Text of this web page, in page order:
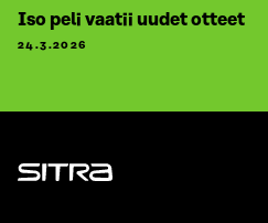
Iso peli vaatii uudet otteet
24.3.2026
Sitra